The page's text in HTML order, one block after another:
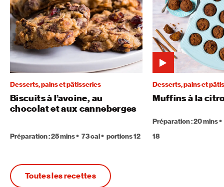
Desserts, pains et pâtisseries
Biscuits à l’avoine, au
chocolat et aux canneberges
Préparation : 25 mins 73 cal portions 12
Desserts, pains et
Muffins à la
Préparation : 20 mins
18
Toutes les recettes